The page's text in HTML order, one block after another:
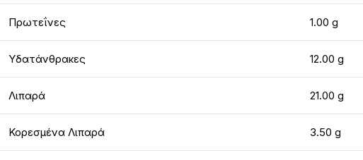
Πρωτεΐνες 1.00 g
Υδατάνθρακες 12.00 g
Λιπαρά 21.00 g
Κορεσμένα Λιπαρά 3.50 g